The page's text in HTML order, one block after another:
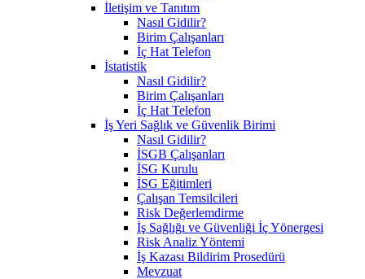
İletişim ve Tanıtım
Nasıl Gidilir?
Birim Çalışanları
İç Hat Telefon
İstatistik
Nasıl Gidilir?
Birim Çalışanları
İç Hat Telefon
İş Yeri Sağlık ve Güvenlik Birimi
Nasıl Gidilir?
İSGB Çalışanları
İSG Kurulu
İSG Eğitimleri
Çalışan Temsilcileri
Risk Değerlemdirme
İş Sağlığı ve Güvenliği İç Yönergesi
Risk Analiz Yöntemi
İş Kazası Bildirim Prosedürü
Mevzuat